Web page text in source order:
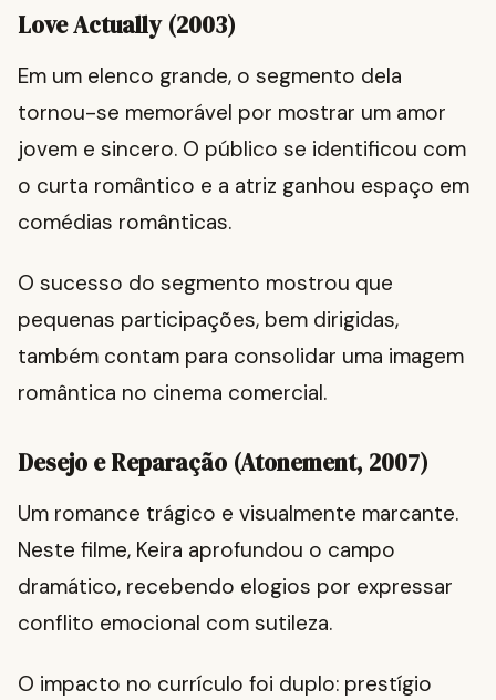
Love Actually (2003)
Em um elenco grande, o segmento dela
tornou-se memorável por mostrar um amor
jovem e sincero. O público se identificou com
o curta romântico e a atriz ganhou espaço em
comédias românticas.
O sucesso do segmento mostrou que
pequenas participações, bem dirigidas,
também contam para consolidar uma imagem
romântica no cinema comercial.
Desejo e Reparação (Atonement, 2007)
Um romance trágico e visualmente marcante.
Neste filme, Keira aprofundou o campo
dramático, recebendo elogios por expressar
conflito emocional com sutileza.
O impacto no currículo foi duplo: prestígio